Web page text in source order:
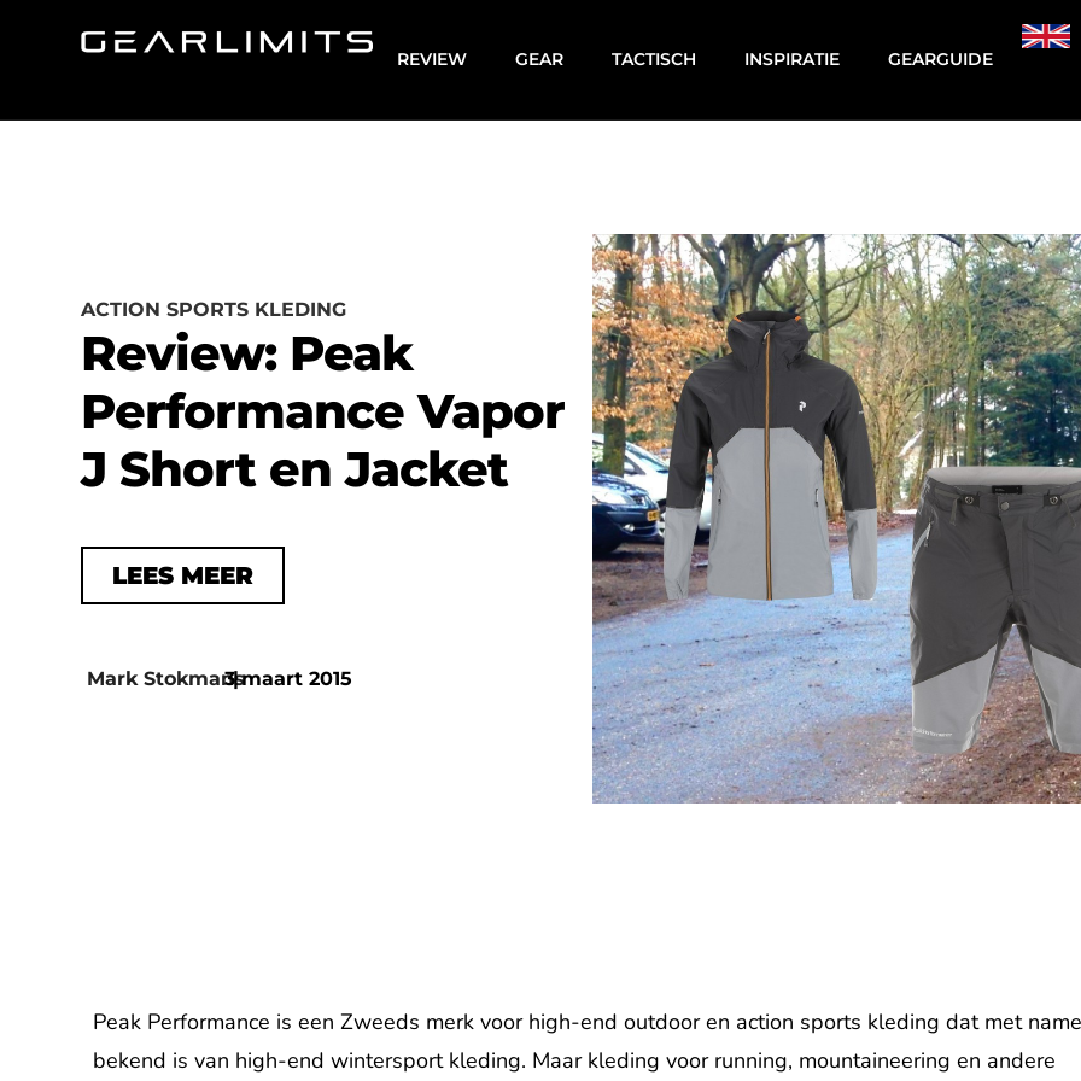
REVIEW GEAR TACTISCH INSPIRATIE GEARGUIDE
ACTION SPORTS KLEDING
Review: Peak
Performance Vapor
J Short en Jacket
LEES MEER
Mark Stokmans
|
3 maart 2015
Peak Performance is een Zweeds merk voor high-end outdoor en action sports kleding dat met
bekend is van high-end wintersport kleding. Maar kleding voor running, mountaineering en andere